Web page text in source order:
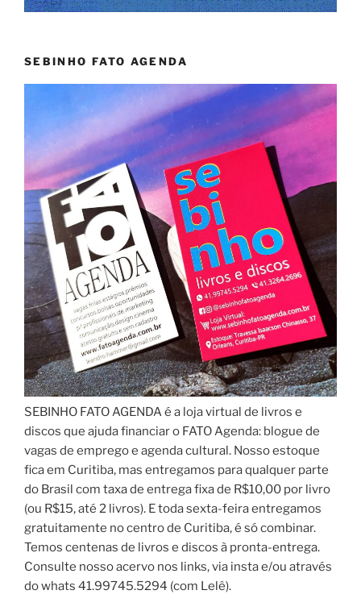
SEBINHO FATO AGENDA
SEBINHO FATO AGENDA é a loja virtual de livros e
discos que ajuda financiar o FATO Agenda: blogue de
vagas de emprego e agenda cultural. Nosso estoque
fica em Curitiba, mas entregamos para qualquer parte
do Brasil com taxa de entrega fixa de R$10,00 por livro
(ou R$15, até 2 livros). E toda sexta-feira entregamos
gratuitamente no centro de Curitiba, é só combinar.
Temos centenas de livros e discos à pronta-entrega.
Consulte nosso acervo nos links, via insta e/ou através
do whats 41.99745.5294 (com Lelê).